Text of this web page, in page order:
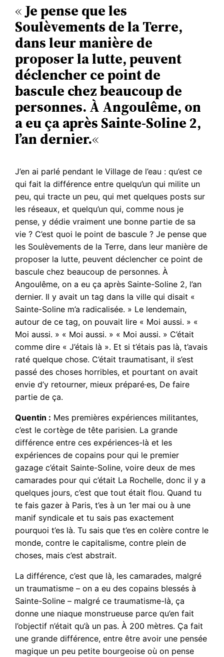
«Je pense que les
Soulèvements de la Terre,
dans leur manière de
proposer la lutte, peuvent
déclencher ce point de
bascule chez beaucoup de
personnes. À Angoulême, on
a eu ça après Sainte-Soline 2,
l’an dernier.«
J’en ai parlé pendant le Village de l’eau : qu’est ce
qui fait la différence entre quelqu’un qui milite un
peu, qui tracte un peu, qui met quelques posts sur
les réseaux, et quelqu’un qui, comme nous je
pense, y dédie vraiment une bonne partie de sa
vie ? C’est quoi le point de bascule ? Je pense que
les Soulèvements de la Terre, dans leur manière de
proposer la lutte, peuvent déclencher ce point de
bascule chez beaucoup de personnes. À
Angoulême, on a eu ça après Sainte-Soline 2, l’an
dernier. Il y avait un tag dans la ville qui disait «
Sainte-Soline m’a radicalisée. » Le lendemain,
autour de ce tag, on pouvait lire « Moi aussi. » «
Moi aussi. » « Moi aussi. » « Moi aussi. » C’était
comme dire « J’étais là ». Et si t’étais pas là, t’avais
raté quelque chose. C’était traumatisant, il s’est
passé des choses horribles, et pourtant on avait
envie d’y retourner, mieux préparé·es, De faire
partie de ça.
Quentin : Mes premières expériences militantes,
c’est le cortège de tête parisien. La grande
différence entre ces expériences-là et les
expériences de copains pour qui le premier
gazage c’était Sainte-Soline, voire deux de mes
camarades pour qui c’était La Rochelle, donc il y a
quelques jours, c’est que tout était flou. Quand tu
te fais gazer à Paris, t’es à un 1er mai ou à une
manif syndicale et tu sais pas exactement
pourquoi t’es là. Tu sais que t’es en colère contre le
monde, contre le capitalisme, contre plein de
choses, mais c’est abstrait.
La différence, c’est que là, les camarades, malgré
un traumatisme – on a eu des copains blessés à
Sainte-Soline – malgré ce traumatisme-là, ça
donne une niaque monstrueuse parce qu’en fait
l’objectif n’était qu’à un pas. À 200 mètres. Ça fait
une grande différence, entre être avoir une pensée
magique un peu petite bourgeoise où on pense